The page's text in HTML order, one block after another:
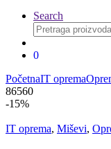
Search
Pretraga
za:
0
PočetnaIT oprema
86560
-15%
IT oprema, Miševi,